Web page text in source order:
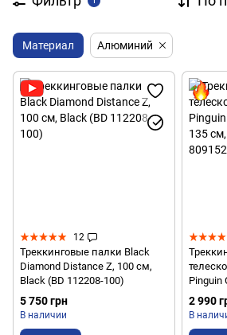
Материал Алюминий
12
Треккинговые палки Black
Diamond Distance Z, 100 см,
Black (BD 112208-100)
5 750 грн
В наличии
Pinguin
135 см,
809152)
2 990
В